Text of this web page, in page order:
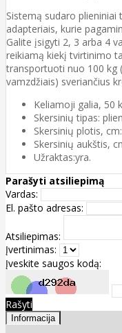
Sistemą sudaro
adapteriais, kurie
Galite įsigyti 2, 3 arba 4
reikiamą kiekį tvirtinimo
transportuoti nuo 100 kg
vamzdžiais) sveriančius
Keliamoji galia, 50
Skersinių tipas:
Skersinių plotis,
Skersinių aukštis,
Užraktas:yra.
Parašyti atsiliepimą
Vardas:
El. pašto adresas:
Atsiliepimas:
Įvertinimas:
Įveskite saugos kodą:
Rašyti
Informacija